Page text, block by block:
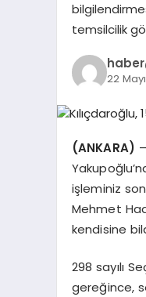
temsilcilik
22
(ANKARA)
işleminiz
Mehmet
kendisine
298 sayılı
gereğince,